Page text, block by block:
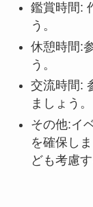
鑑賞時間:
う。
休憩時間:
う。
交流時間:
ましょう。
その他:イ
を確保し
ども考慮